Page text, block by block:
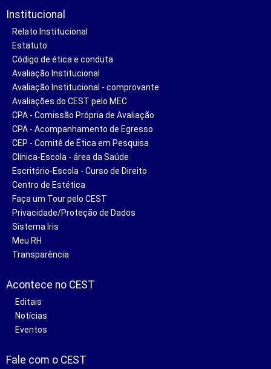
Institucional
Relato Institucional
Estatuto
Código de ética e conduta
Avaliação Institucional
Avaliação Institucional - comprovante
Avaliações do CEST pelo MEC
CPA - Comissão Própria de Avaliação
CPA - Acompanhamento de Egresso
CEP - Comitê de Ética em Pesquisa
Clínica-Escola - área da Saúde
Escritório-Escola - Curso de Direito
Centro de Estética
Faça um Tour pelo CEST
Privacidade/Proteção de Dados
Sistema Iris
Meu RH
Transparência
Acontece no CEST
Editais
Notícias
Eventos
Fale com o CEST